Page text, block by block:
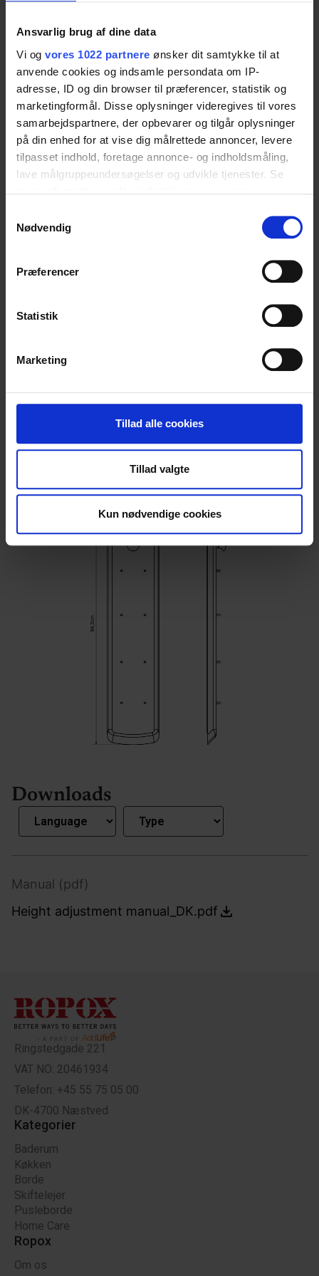
Ansvarlig brug af dine data
Vi og vores 1022 partnere ønsker dit samtykke til at
anvende cookies og indsamle persondata om IP-
adresse, ID og din browser til præferencer, statistik og
marketingformål. Disse oplysninger videregives til vores
samarbejdspartnere, der opbevarer og tilgår oplysninger
på din enhed for at vise dig målrettede annoncer, levere
tilpasset indhold, foretage annonce- og indholdsmåling,
lave målgruppeundersøgelser og udvikle tjenester. Se
tilbage eller ændre indstillinger fra vores
"Cookiedeklaration", eller ved at trykke på "Privacy
Indsamle præcise oplysninger om din placering,
Identificere din enhed baseret på en scanning af
dens unikke karakteristika (fingerprinting)
Vi bruger cookies til at tilpasse vores indhold og
at analysere vores trafik. Vi deler også oplysninger om
din brug af vores hjemmeside med vores partnere inden
for sociale medier, annonceringspartnere og
data med andre oplysninger, du har givet dem, eller som
de har indsamlet fra din brug af deres tjenester.
Nødvendig
Præferencer
Statistik
Marketing
Tillad alle cookies
Tillad valgte
Kun nødvendige cookies
Specifikationer
Varenummer
40-43043
12,5 cm
Iht. DS/ISO 17966 er max brugervægt 150 kg.
Armstøtterne har max belastning på 50kg pr.
arm.
Stregtegning
Downloads
Manual (pdf)
Height adjustment manual_DK.pdf
Ringstedgade 221
VAT NO: 20461934
Telefon: +45 55 75 05 00
DK-4700 Næstved
Kategorier
Baderum
Køkken
Borde
Skiftelejer
Pusleborde
Home Care
Ropox
Om os